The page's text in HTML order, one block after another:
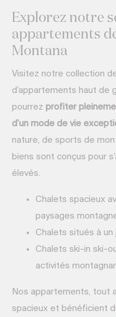
Explorez notre
appartements
Montana
Visitez notre collection
d’appartements haut de
pourrez profiter
d’un mode de vie
nature, de sports de
biens sont conçus pour
élevés.
Chalets spacieux
paysages
Chalets situés à
Chalets ski-in ski-
activités
Nos appartements, tout
spacieux et bénéficient